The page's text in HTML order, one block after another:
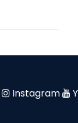
Instagram